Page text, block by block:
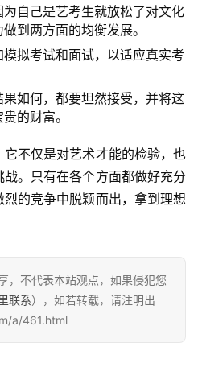
为自己是艺考生就放松了对文化
到两方面的均衡发展。
模拟考试和面试，以适应真实考
果如何，都要坦然接受，并将这
的财富。
不仅是对艺术才能的检验，也
。只有在各个方面都做好充分
的竞争中脱颖而出，拿到理想
，不代表本站观点，如果侵犯您
联系），如若转载，请注明出
a/461.html